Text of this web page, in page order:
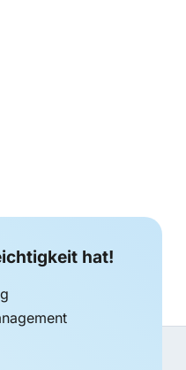
hat!